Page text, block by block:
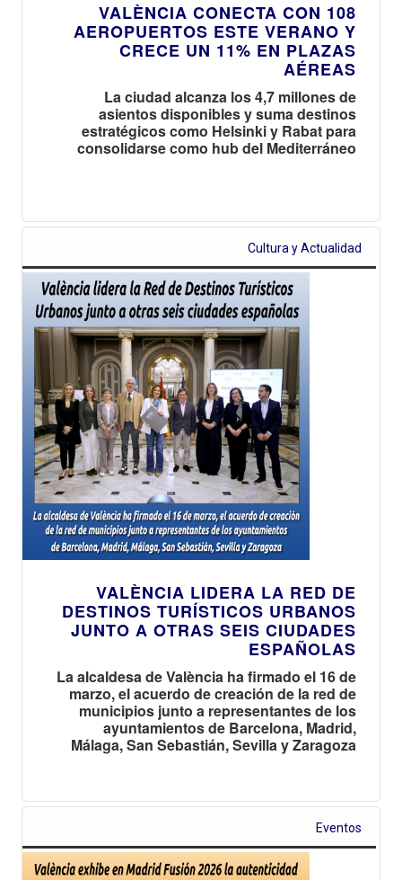
VALÈNCIA CONECTA CON 108
AEROPUERTOS ESTE VERANO Y
CRECE UN 11% EN PLAZAS
AÉREAS
La ciudad alcanza los 4,7 millones de
asientos disponibles y suma destinos
estratégicos como Helsinki y Rabat para
consolidarse como hub del Mediterráneo
Cultura y Actualidad
VALÈNCIA LIDERA LA RED DE
DESTINOS TURÍSTICOS URBANOS
JUNTO A OTRAS SEIS CIUDADES
ESPAÑOLAS
La alcaldesa de València ha firmado el 16 de
marzo, el acuerdo de creación de la red de
municipios junto a representantes de los
ayuntamientos de Barcelona, Madrid,
Málaga, San Sebastián, Sevilla y Zaragoza
Eventos